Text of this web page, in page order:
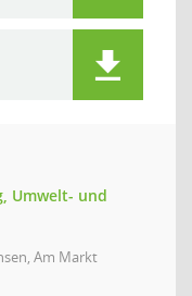
Umwelt- und
Am Markt